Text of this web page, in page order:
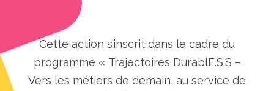
Cette action s’inscrit dans le cadre du
programme « Trajectoires DurablE.S.S –
Vers les métiers de demain, au service de